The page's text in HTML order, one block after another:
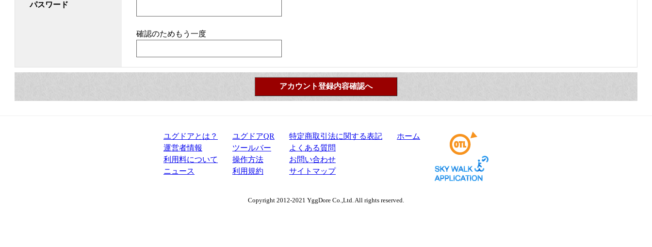
パスワード
確認のためもう一度
ユグドアとは？
運営者情報
利用料について
ニュース
ユグドアQR
ツールバー
操作方法
利用規約
特定商取引法に関する表記
よくある質問
お問い合わせ
サイトマップ
ホーム
Copyright 2012-2021 YggDore Co.,Ltd. All rights reserved.